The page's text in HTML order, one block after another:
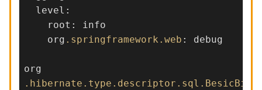
    org
.springframework .web : debug
org
.hibernate .type .descriptor .sql